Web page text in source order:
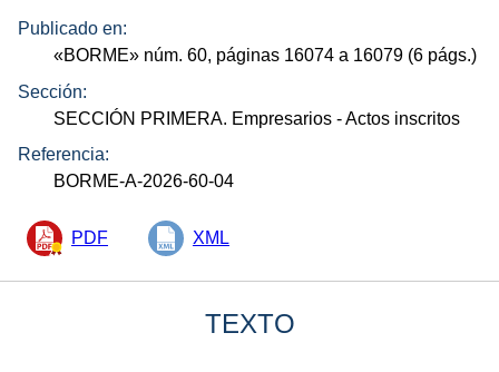
Publicado en:
«BORME» núm. 60, páginas 16074 a 16079 (6 págs.)
Sección:
SECCIÓN PRIMERA. Empresarios - Actos inscritos
Referencia:
BORME-A-2026-60-04
PDF XML
TEXTO